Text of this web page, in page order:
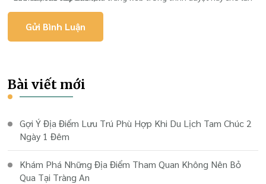
Bài viết mới
Gợi Ý Địa Điểm Lưu Trú Phù Hợp Khi Du Lịch Tam Chúc 2
Ngày 1 Đêm
Khám Phá Những Địa Điểm Tham Quan Không Nên Bỏ
Qua Tại Tràng An